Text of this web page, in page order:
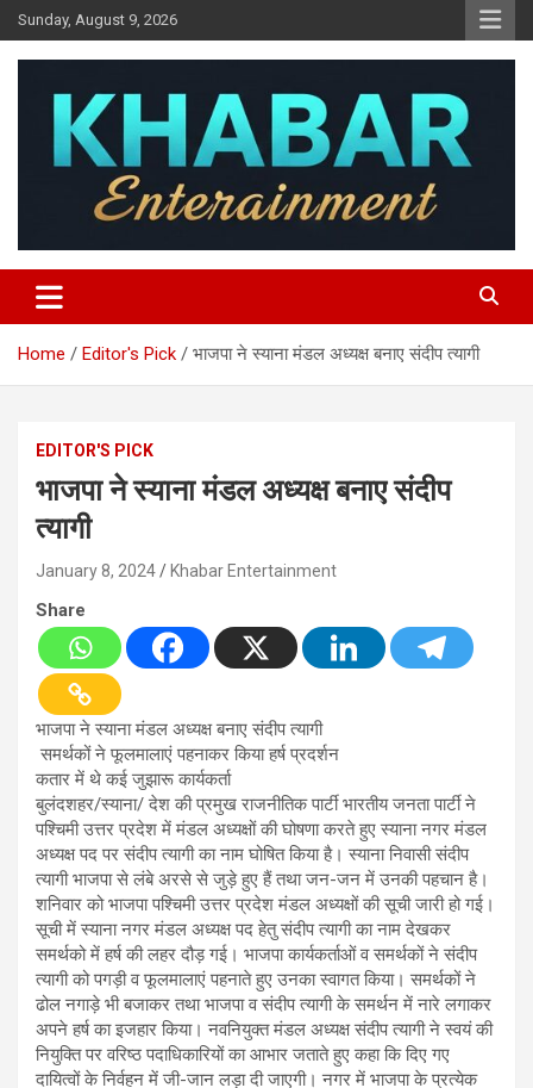
Skip
to
content
Sunday, August 9, 2026
Khabar Entertainment
Home Editor's Pick भाजपा ने स्याना मंडल अध्यक्ष बनाए संदीप त्यागी
EDITOR'S PICK
भाजपा ने स्याना मंडल अध्यक्ष बनाए संदीप
त्यागी
January 8, 2024 Khabar Entertainment
Share
भाजपा ने स्याना मंडल अध्यक्ष बनाए संदीप त्यागी
समर्थकों ने फूलमालाएं पहनाकर किया हर्ष प्रदर्शन
कतार में थे कई जुझारू कार्यकर्ता
बुलंदशहर/स्याना/ देश की प्रमुख राजनीतिक पार्टी भारतीय जनता पार्टी ने
पश्चिमी उत्तर प्रदेश में मंडल अध्यक्षों की घोषणा करते हुए स्याना नगर मंडल
अध्यक्ष पद पर संदीप त्यागी का नाम घोषित किया है। स्याना निवासी संदीप
त्यागी भाजपा से लंबे अरसे से जुड़े हुए हैं तथा जन-जन में उनकी पहचान है।
शनिवार को भाजपा पश्चिमी उत्तर प्रदेश मंडल अध्यक्षों की सूची जारी हो गई।
सूची में स्याना नगर मंडल अध्यक्ष पद हेतु संदीप त्यागी का नाम देखकर
समर्थको में हर्ष की लहर दौड़ गई। भाजपा कार्यकर्ताओं व समर्थकों ने संदीप
त्यागी को पगड़ी व फूलमालाएं पहनाते हुए उनका स्वागत किया। समर्थकों ने
ढोल नगाड़े भी बजाकर तथा भाजपा व संदीप त्यागी के समर्थन में नारे लगाकर
अपने हर्ष का इजहार किया। नवनियुक्त मंडल अध्यक्ष संदीप त्यागी ने स्वयं की
नियुक्ति पर वरिष्ठ पदाधिकारियों का आभार जताते हुए कहा कि दिए गए
दायित्वों के निर्वहन में जी-जान लड़ा दी जाएगी। नगर में भाजपा के प्रत्येक